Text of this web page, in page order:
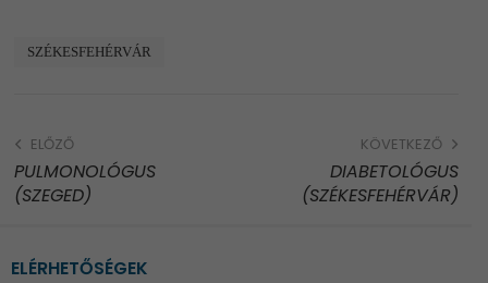
SZÉKESFEHÉRVÁR
ELŐZŐ
PULMONOLÓGUS
(SZEGED)
KÖVETKEZŐ
DIABETOLÓGUS
(SZÉKESFEHÉRVÁR)
ELÉRHETŐSÉGEK